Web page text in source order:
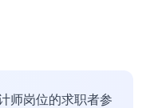
师岗位的求职者参